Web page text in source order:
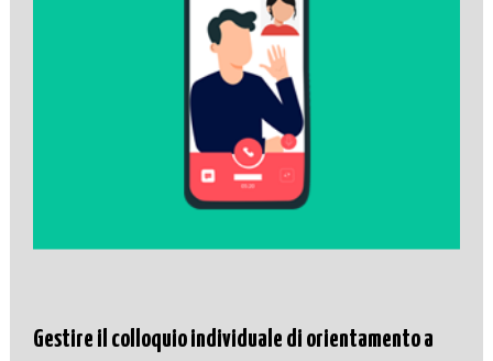
Gestire il colloquio individuale di orientamento a